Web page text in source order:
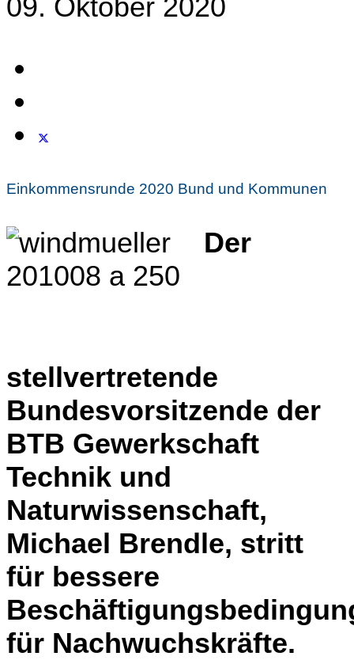
Einkommensrunde 2020 Bund und Kommunen
Der
stellvertretende
Bundesvorsitzende der
BTB Gewerkschaft
Technik und
Naturwissenschaft,
Michael Brendle, stritt
für bessere
für Nachwuchskräfte.